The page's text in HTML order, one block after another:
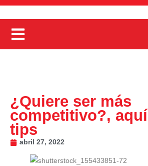
¿Quiere ser más
competitivo?,
tips
abril 27, 2022